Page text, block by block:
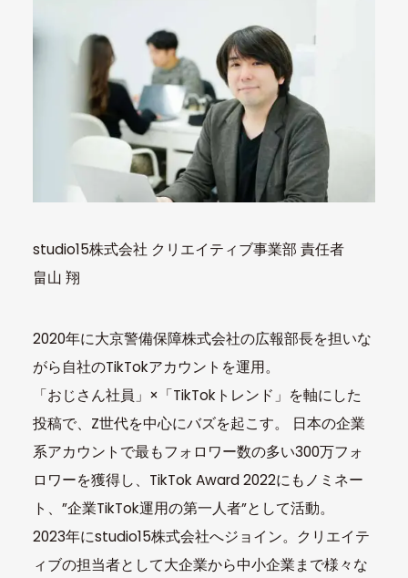
studio15株式会社 クリエイティブ事業部 責任者
畠山 翔
2020年に大京警備保障株式会社の広報部長を担いな
がら自社のTikTokアカウントを運用。
「おじさん社員」×「TikTokトレンド」を軸にした
投稿で、Z世代を中心にバズを起こす。 日本の企業
系アカウントで最もフォロワー数の多い300万フォ
ロワーを獲得し、TikTok Award 2022にもノミネー
ト、”企業TikTok運用の第一人者”として活動。
2023年にstudio15株式会社へジョイン。クリエイテ
ィブの担当者として大企業から中小企業まで様々な